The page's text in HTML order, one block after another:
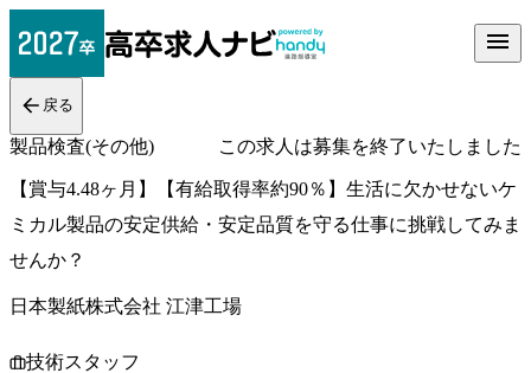
戻る
製品検査(その他) この求人は募集を終了いたしました
【賞与4.48ヶ月】【有給取得率約90％】生活に欠かせないケ
ミカル製品の安定供給・安定品質を守る仕事に挑戦してみま
せんか？
日本製紙株式会社 江津工場
技術スタッフ